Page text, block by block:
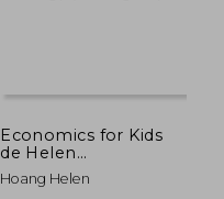
Economics for Kids
de Helen
Hoang(Helen Hoang)
(en Inglés)
Hoang Helen